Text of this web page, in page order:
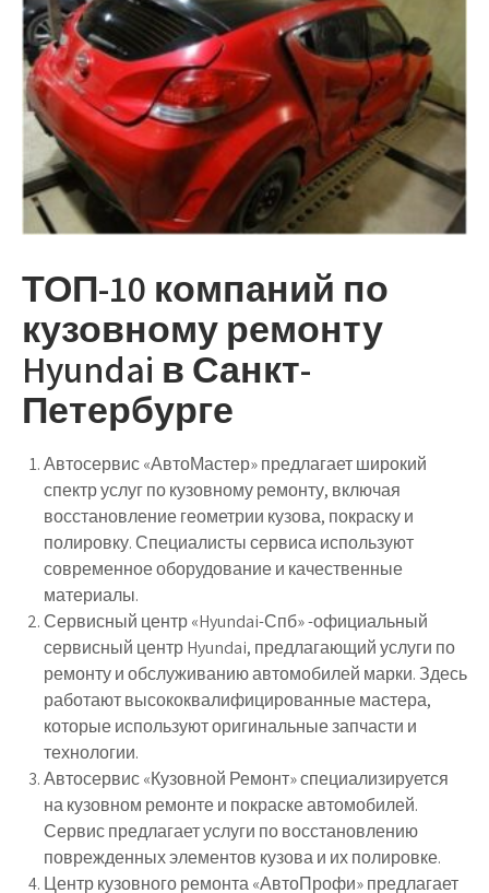
ТОП-10 компаний по
кузовному ремонту
Hyundai в Санкт-
Петербурге
Автосервис «АвтоМастер» предлагает широкий
спектр услуг по кузовному ремонту, включая
восстановление геометрии кузова, покраску и
полировку. Специалисты сервиса используют
современное оборудование и качественные
материалы.
Сервисный центр «Hyundai-Спб» -официальный
сервисный центр Hyundai, предлагающий услуги по
ремонту и обслуживанию автомобилей марки. Здесь
работают высококвалифицированные мастера,
которые используют оригинальные запчасти и
технологии.
Автосервис «Кузовной Ремонт» специализируется
на кузовном ремонте и покраске автомобилей.
Сервис предлагает услуги по восстановлению
поврежденных элементов кузова и их полировке.
Центр кузовного ремонта «АвтоПрофи» предлагает